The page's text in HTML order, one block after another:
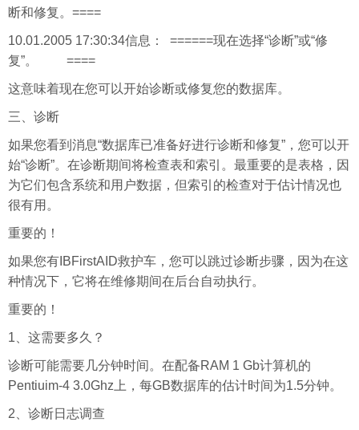
断和修复。====
10.01.2005 17:30:34信息： ======现在选择“诊断”或“修
复”。 ====
这意味着现在您可以开始诊断或修复您的数据库。
三、诊断
如果您看到消息“数据库已准备好进行诊断和修复”，您可以开
始“诊断”。在诊断期间将检查表和索引。最重要的是表格，因
为它们包含系统和用户数据，但索引的检查对于估计情况也
很有用。
重要的！
如果您有IBFirstAID救护车，您可以跳过诊断步骤，因为在这
种情况下，它将在维修期间在后台自动执行。
重要的！
1、这需要多久？
诊断可能需要几分钟时间。在配备RAM 1 Gb计算机的
Pentiuim-4 3.0Ghz上，每GB数据库的估计时间为1.5分钟。
2、诊断日志调查